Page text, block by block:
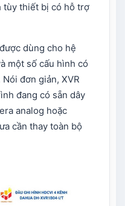
tùy thiết bị có hỗ trợ
dùng cho hệ
một số cấu hình có
đơn giản, XVR
đang có sẵn dây
analog hoặc
cần thay toàn bộ